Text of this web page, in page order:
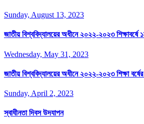
Sunday, August 13, 2023
জাতীয় বিশ্ববিদ্যালয়ের অধীনে ২০২২-২০২৩ শিক্ষাবর্ষে
Wednesday, May 31, 2023
জাতীয় বিশ্ববিদ্যালয়ের অধীনে ২০২২-২০২৩ শিক্ষা বর্ষের
Sunday, April 2, 2023
স্বাধীনতা দিবস উদযাপন